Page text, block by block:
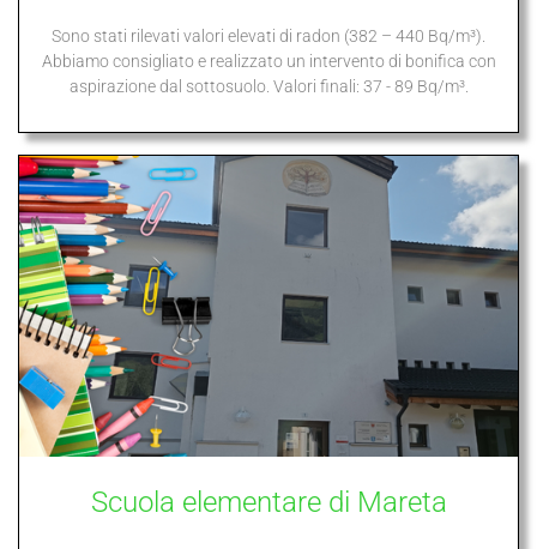
Sono stati rilevati valori elevati di radon (382 – 440 Bq/m³).
Abbiamo consigliato e realizzato un intervento di bonifica con
aspirazione dal sottosuolo. Valori finali: 37 - 89 Bq/m³.
Scuola elementare di Mareta